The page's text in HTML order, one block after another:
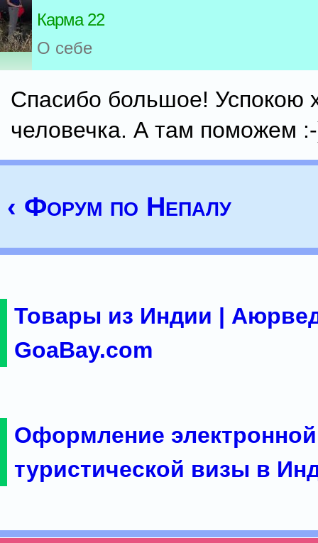
Карма 22
О себе
Спасибо большое! Успокою
человечка. А там поможем
‹ Форум по Непалу
Товары из Индии |
GoaBay.com
Оформление электронной
туристической визы в